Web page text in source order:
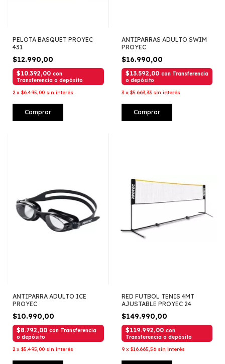
PELOTA BASQUET PROYEC
431
$12.990,00
$10.392,00 con
Transferencia o depósito
2 x $6.495,00 sin interés
Comprar
ANTIPARRAS ADULTO SWIM
PROYEC
$16.990,00
$13.592,00 con Transferencia
o depósito
3 x $5.663,33 sin interés
Comprar
ANTIPARRA ADULTO ICE
PROYEC
$10.990,00
$8.792,00 con Transferencia
o depósito
2 x $5.495,00 sin interés
RED FUTBOL TENIS 4MT
AJUSTABLE PROYEC 24
$149.990,00
$119.992,00 con
Transferencia o depósito
9 x $16.665,56 sin interés